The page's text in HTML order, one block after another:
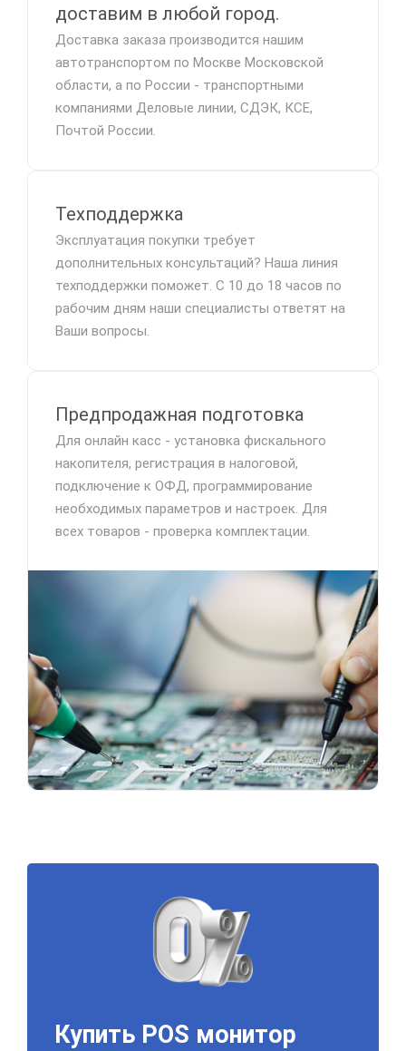
доставим в любой город.
Доставка заказа производится нашим
автотранспортом по Москве Московской
области, а по России - транспортными
компаниями Деловые линии, СДЭК, КСЕ,
Почтой России.
Техподдержка
Эксплуатация покупки требует
дополнительных консультаций? Наша линия
техподдержки поможет. С 10 до 18 часов по
рабочим дням наши специалисты ответят на
Ваши вопросы.
Предпродажная подготовка
Для онлайн касс - установка фискального
накопителя, регистрация в налоговой,
подключение к ОФД, программирование
необходимых параметров и настроек. Для
всех товаров - проверка комплектации.
Купить POS монитор